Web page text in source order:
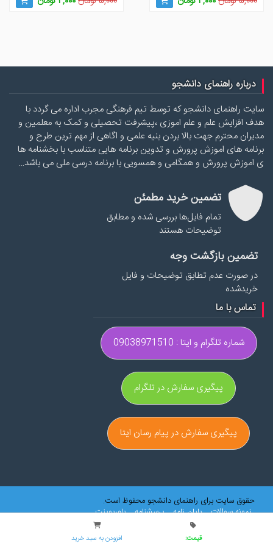
قیمت: افزودن به سبد خرید
درباره راهنمای دانشجو
سایت راهنمای دانشجو که توسط تیم فرهنگی مجرب اداره می گردد با
هدف افزایش علم و علم اموزی ،پیشرفت تحصیلی و کمک به معلمین و
مدیران محترم جهت بالا بردن بنیه علمی و اگاهی از مهم ترین طرح و
برنامه های اموزش پرورش و تدوین برنامه هایی متناسب با بخشنامه ها
ی اموزش پرورش و همگامی و همسویی با برنامه درسی ملی می باشد…
تضمین خرید مطمئن
تمام فایل‌ها بررسی شده و مطابق
توضیحات هستند
تضمین بازگشت وجه
در صورت عدم تطابق توضیحات و فایل
خریدشده
تماس با ما
شماره تلگرام و ایتا : 09038971510
پیگیری سفارش در تلگرام
پیگیری سفارش در پیام رسان ایتا
حقوق سایت برای راهنمای دانشجو محفوظ است.
نمونه سوالات
پایان نامه پرسشنامه
پاورپوینت
فایل‌های ویژه فرهنگیان
طرح توجیهی